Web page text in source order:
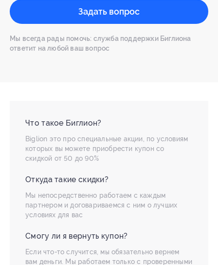
Задать вопрос
Мы всегда рады помочь: служба поддержки Биглиона
ответит на любой ваш вопрос
Что такое Биглион?
Biglion это про специальные акции, по условиям
которых вы можете приобрести купон со
скидкой от 50 до 90%
Откуда такие скидки?
Мы непосредственно работаем с каждым
партнером и договариваемся с ним о лучших
условиях для вас
Смогу ли я вернуть купон?
Если что-то случится, мы обязательно вернем
вам деньги. Мы работаем только с проверенными